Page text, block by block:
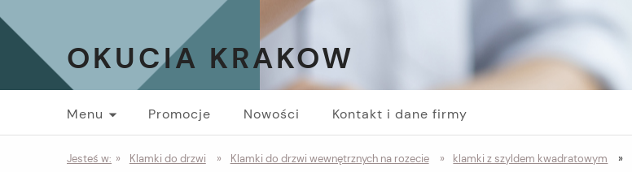
OKUCIA KRAKOW
Menu Promocje Nowości Kontakt i dane firmy
Jesteś w: » Klamki do drzwi » Klamki do drzwi wewnętrznych na rozecie » klamki z szyldem kwadratowym »